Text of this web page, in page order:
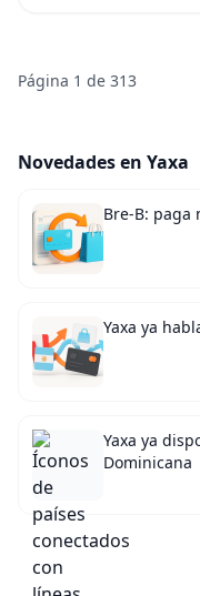
Página 1 de 313
Novedades en Yaxa
Bre-B: paga
Yaxa ya
Yaxa ya
Dominicana